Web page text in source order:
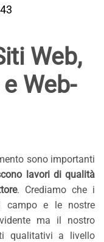
Web,
Web-
sono importanti
lavori di qualità
. Crediamo che i
campo e le nostre
ma il nostro
qualitativi a livello